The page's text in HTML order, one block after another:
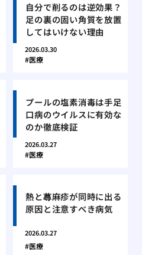
自分で削るのは逆効果？
足の裏の固い角質を放置
してはいけない理由
2026.03.30
医療
プールの塩素消毒は手足
口病のウイルスに有効な
のか徹底検証
2026.03.27
医療
熱と蕁麻疹が同時に出る
原因と注意すべき病気
2026.03.27
医療